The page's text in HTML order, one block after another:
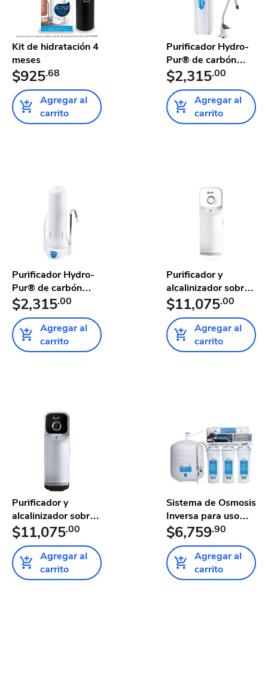
Kit de hidratación 4
meses
$925.68
Agregar al
carrito
Purificador Hydro-
Pur® de carbón
activad...
$2,315.00
Agregar al
carrito
Purificador Hydro-
Pur® de carbón
activad...
$2,315.00
Agregar al
carrito
Purificador y
alcalinizador sobre
tarja ...
$11,075.00
Agregar al
carrito
Purificador y
alcalinizador sobre
tarja ...
$11,075.00
Agregar al
carrito
Sistema de Osmosis
Inversa para uso
Dom...
$6,759.90
Agregar al
carrito